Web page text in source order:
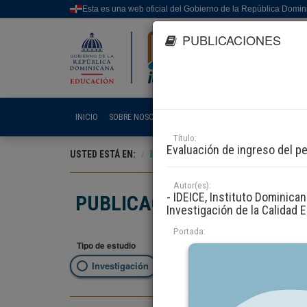
PUBLICACIONES
Título:
Evaluación de ingreso del
Autor(es):
- IDEICE, Instituto
Investigación de la Calidad
Portada:
Esta es una web oficial del Gobierno de la República
INICIO SOBRE NOSOTROS
USTED ESTÁ EN: INICIO DOCUMENTACIÓN
PUBLICACIONES
Tipo de estudio
Investigación
Filtrar